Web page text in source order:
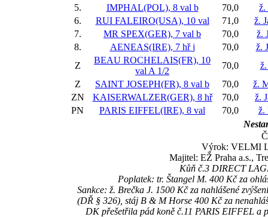
5.
IMPHAL(POL), 8 val b 70,0
ž.
6.
RUI FALEIRO(USA), 10 val 71,0
ž.
7.
MR SPEX(GER), 7 val b 70,0
ž.
8.
AENEAS(IRE), 7 hřj 70,0
ž.
Z
BEAU ROCHELAIS(FR), 10
val A 1/2
70,0
Z
SAINT JOSEPH(FR), 8 val b 70,0
ž.
ZN
KAISERWALZER(GER), 8 hř 70,0
ž.
PN
PARIS EIFFEL(IRE), 8 val 70,0
ž.
Výrok: VELMI
Majitel: EŽ Praha a.s.,
Kůň č.3 DIRECT
Poplatek: tr. Štangel M. 400 Kč za
Sankce: ž. Brečka J. 1500 Kč za nahlášené
(DŘ § 326), stáj B & M Horse 400 Kč za
DK přešetřila pád koně č.11 PARIS EIFFEL a